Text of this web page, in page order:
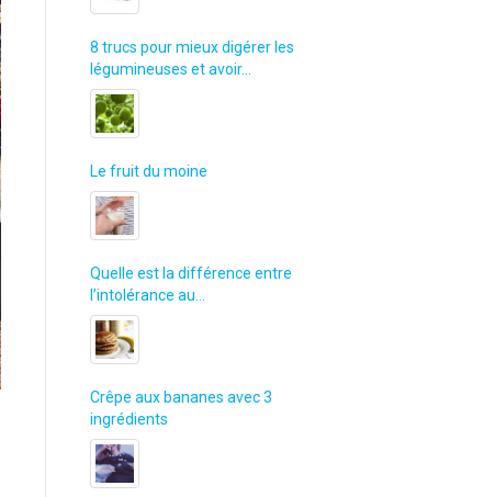
8 trucs pour mieux digérer les
légumineuses et avoir…
Le fruit du moine
Quelle est la différence entre
l’intolérance au…
Crêpe aux bananes avec 3
ingrédients